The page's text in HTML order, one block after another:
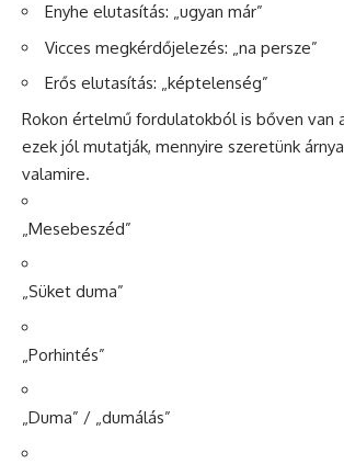
Enyhe elutasítás: „ugyan már”
Vicces megkérdőjelezés: „na persze”
Erős elutasítás: „képtelenség”
Rokon értelmű fordulatokból is bőven van
ezek jól mutatják, mennyire szeretünk
valamire.
„Mesebeszéd”
„Süket duma”
„Porhintés”
„Duma” / „dumálás”